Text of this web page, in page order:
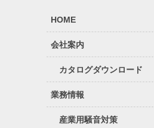
HOME
会社案内
カタログダウンロード
業務情報
産業用騒音対策